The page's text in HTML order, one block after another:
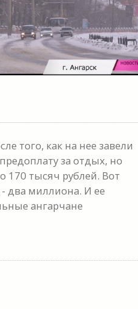
того, как на нее завели
за отдых, но
170 тысяч рублей. Вот
два миллиона. И ее
ангарчане